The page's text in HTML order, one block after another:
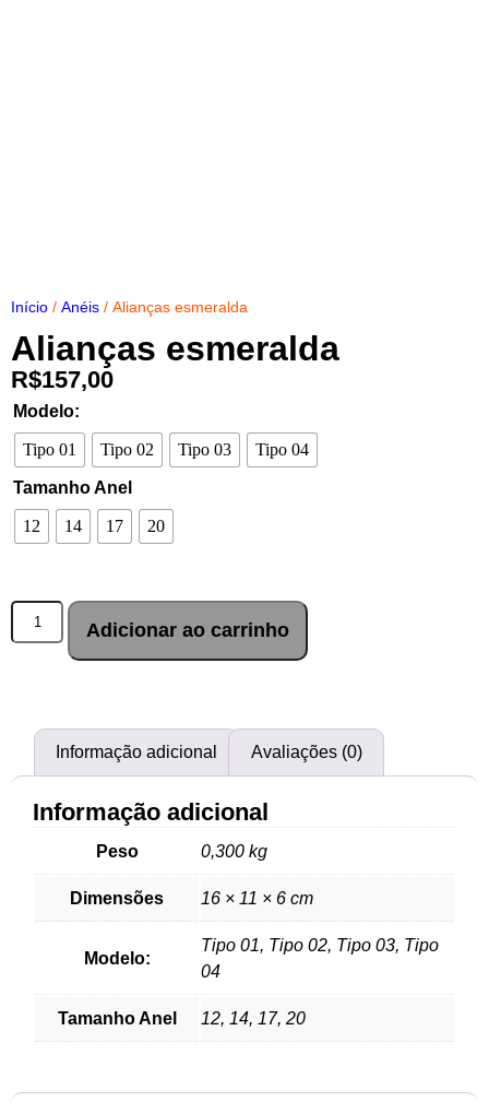
Início / Anéis / Alianças esmeralda
Alianças esmeralda
R$157,00
Modelo:
Tipo 01 Tipo 02 Tipo 03 Tipo 04
Tamanho Anel
12 14 17 20
Adicionar ao carrinho
Informação adicional Avaliações (0)
Informação adicional
Peso 0,300 kg
Dimensões 16 × 11 × 6 cm
Modelo:
Tipo 01, Tipo 02, Tipo 03, Tipo
04
Tamanho Anel 12, 14, 17, 20